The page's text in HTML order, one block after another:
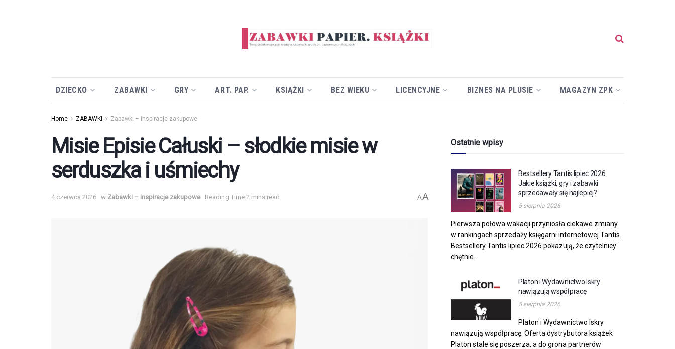
DZIECKO ZABAWKI GRY ART. PAP. KSIĄŻKI BEZ WIEKU LICENCYJNE BIZNES NA PLUSIE MAGAZYN ZPK
Home ZABAWKI Zabawki – inspiracje zakupowe
Misie Episie Całuski – słodkie misie w
serduszka i uśmiechy
4 czerwca 2026 w Zabawki – inspiracje zakupowe Reading Time:2 mins read AA
Ostatnie wpisy
Bestsellery Tantis lipiec 2026.
Jakie książki, gry i zabawki
sprzedawały się najlepiej?
5 sierpnia 2026
Pierwsza połowa wakacji przyniosła ciekawe zmiany
w rankingach sprzedaży księgarni internetowej Tantis.
Bestsellery Tantis lipiec 2026 pokazują, że czytelnicy
chętnie...
Platon i Wydawnictwo Iskry
nawiązują współpracę
5 sierpnia 2026
Platon i Wydawnictwo Iskry
nawiązują współpracę. Oferta dystrybutora książek
Platon stale się poszerza, a do grona partnerów